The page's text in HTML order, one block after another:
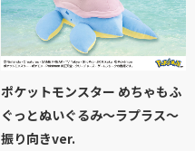
ポケットモンスター めちゃもふ
ぐっとぬいぐるみ～ラプラス～
振り向きver.